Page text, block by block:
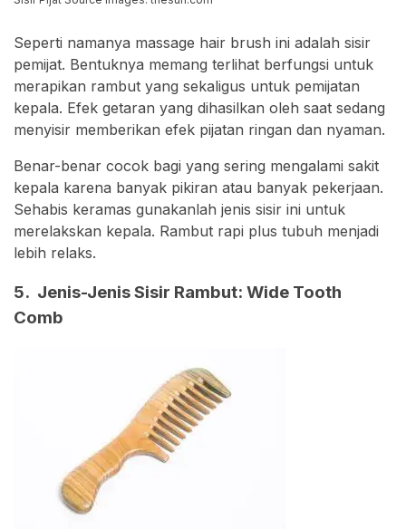
Seperti namanya massage hair brush ini adalah sisir
pemijat. Bentuknya memang terlihat berfungsi untuk
merapikan rambut yang sekaligus untuk pemijatan
kepala. Efek getaran yang dihasilkan oleh saat sedang
menyisir memberikan efek pijatan ringan dan nyaman.
Benar-benar cocok bagi yang sering mengalami sakit
kepala karena banyak pikiran atau banyak pekerjaan.
Sehabis keramas gunakanlah jenis sisir ini untuk
merelakskan kepala. Rambut rapi plus tubuh menjadi
lebih relaks.
5. Jenis-Jenis Sisir Rambut: Wide Tooth
Comb